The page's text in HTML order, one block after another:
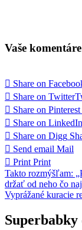
Vaše komentáre
Share on
Share on Twitter
Share on Pinterest
Share on LinkedIn
Share on Digg
Send email Mail
Print Print
Navigácia
v
Takto rozmýšľam:
držať od neho čo
Vyprážané kuracie